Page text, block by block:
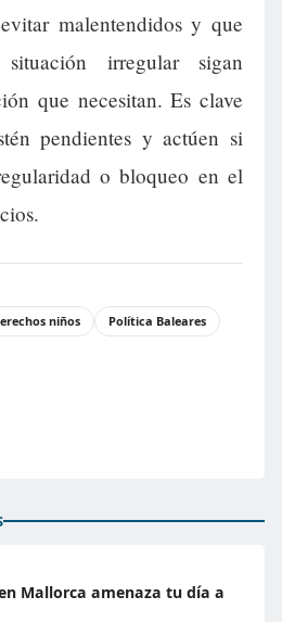
malentendidos y que
irregular sigan
que necesitan. Es clave
pendientes y actúen si
o bloqueo en el
niños
Política Baleares
Mallorca amenaza tu día a